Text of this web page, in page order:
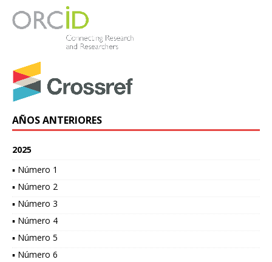
AÑOS ANTERIORES
2025
▪ Número 1
▪ Número 2
▪ Número 3
▪ Número 4
▪ Número 5
▪ Número 6